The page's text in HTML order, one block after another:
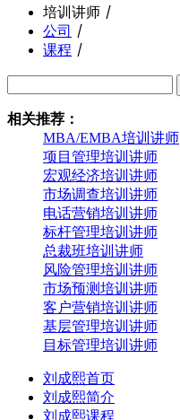
培训讲师 丨
公司
丨
课程 丨
相关推荐：
MBA/EMBA培训讲师
项目管理培训讲师
宏观经济培训讲师
市场调查培训讲师
电话营销培训讲师
标杆管理培训讲师
总裁班培训讲师
风险管理培训讲师
市场预测培训讲师
客户营销培训讲师
基层管理培训讲师
目标管理培训讲师
刘成熙首页
刘成熙简介
刘成熙课程